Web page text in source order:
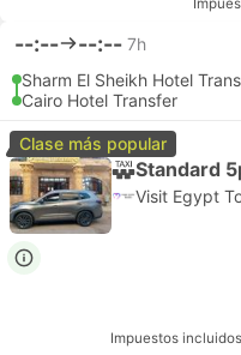
--:-- --:-- 7h
Sharm El Sheikh Hotel
Cairo Hotel Transfer
Clase más popular
Standard
Visit Egypt
Impuestos incluidos